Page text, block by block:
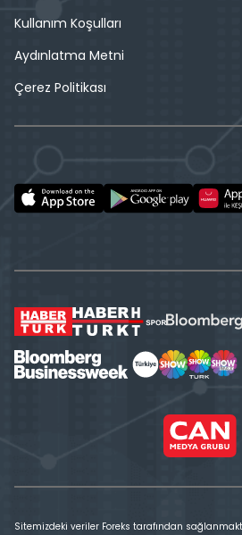
Kullanım Koşulları
Aydınlatma Metni
Çerez Politikası
Sitemizdeki veriler Foreks tarafından